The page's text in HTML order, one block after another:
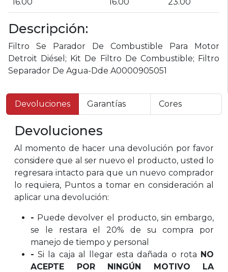
Descripción:
Filtro Se Parador De Combustible Para Motor
Detroit Diésel; Kit De Filtro De Combustible; Filtro
Separador De Agua-Dde A0000905051
Devoluciones Garantías Cores
Devoluciones
Al momento de hacer una devolución por favor
considere que al ser nuevo el producto, usted lo
regresara intacto para que un nuevo comprador
lo requiera, Puntos a tomar en consideración al
aplicar una devolución:
- Puede devolver el producto, sin embargo,
se le restara el 20% de su compra por
manejo de tiempo y personal
- Si la caja al llegar esta dañada o rota NO
ACEPTE POR NINGÚN MOTIVO LA